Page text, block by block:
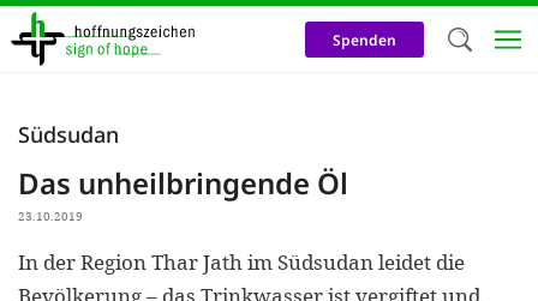
Direkt
zum
Inhalt
Spenden
Südsudan
Das unheilbringende Öl
23.10.2019
In der Region Thar Jath im Südsudan leidet die